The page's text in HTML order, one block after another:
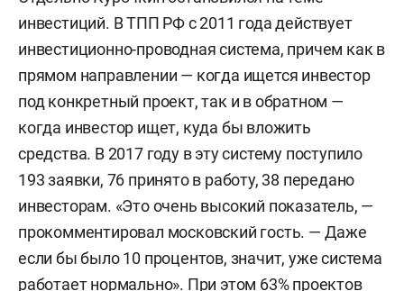
инвестиций. В ТПП РФ с 2011 года действует
инвестиционно-проводная система, причем как в
прямом направлении — когда ищется инвестор
под конкретный проект, так и в обратном —
когда инвестор ищет, куда бы вложить
средства. В 2017 году в эту систему поступило
193 заявки, 76 принято в работу, 38 передано
инвесторам. «Это очень высокий показатель, —
прокомментировал московский гость. — Даже
если бы было 10 процентов, значит, уже система
работает нормально». При этом 63% проектов